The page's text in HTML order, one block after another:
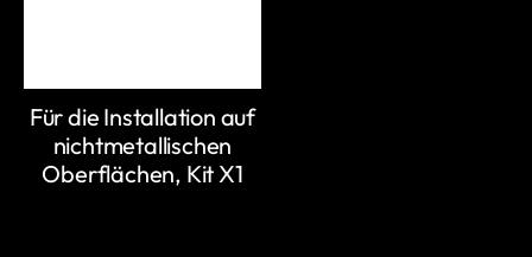
Für die Installation auf
nichtmetallischen
Oberflächen, Kit X1